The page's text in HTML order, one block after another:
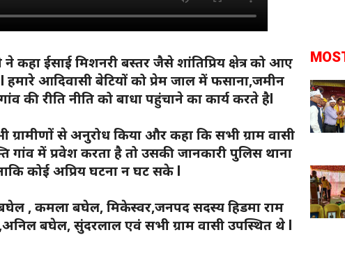
कहा ईसाई मिशनरी बस्तर जैसे शांतिप्रिय क्षेत्र को आए
आदिवासी बेटियों को प्रेम जाल में फसाना,जमीन
की रीति नीति को बाधा पहुंचाने का कार्य करते हैl
से अनुरोध किया और कहा कि सभी ग्राम वासी
गांव में प्रवेश करता है तो उसकी जानकारी पुलिस थाना
कोई अप्रिय घटना न घट सके l
बघेल , कमला बघेल, मिकेस्वर,जनपद सदस्य हिडमा राम
बघेल, सुंदरलाल एवं सभी ग्राम वासी उपस्थित थे l